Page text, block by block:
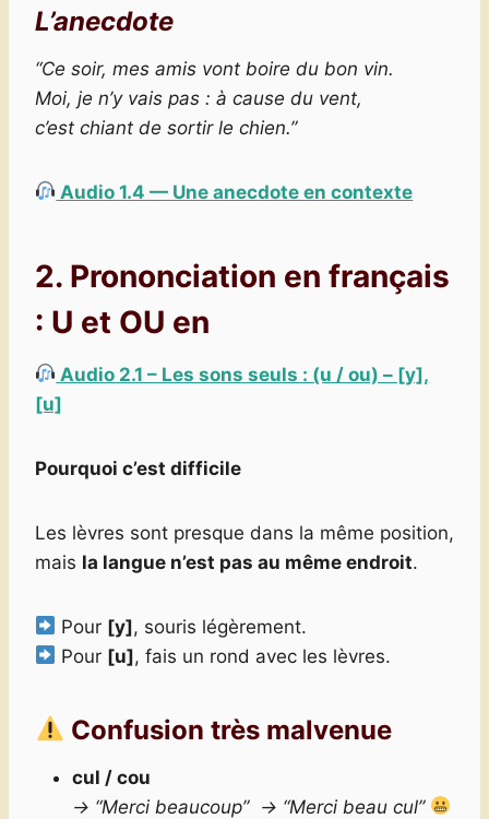
L’anecdote
“Ce soir, mes amis vont boire du bon vin.
Moi, je n’y vais pas : à cause du vent,
c’est chiant de sortir le chien.”
Audio 1.4 — Une anecdote en contexte
2. Prononciation en français
: U et OU en
Audio 2.1 – Les sons seuls : (u / ou) – [y],
[u]
Pourquoi c’est difficile
Les lèvres sont presque dans la même position,
mais la langue n’est pas au même endroit.
Pour [y], souris légèrement.
Pour [u], fais un rond avec les lèvres.
Confusion très malvenue
cul / cou
→ “Merci beaucoup” → “Merci beau cul”